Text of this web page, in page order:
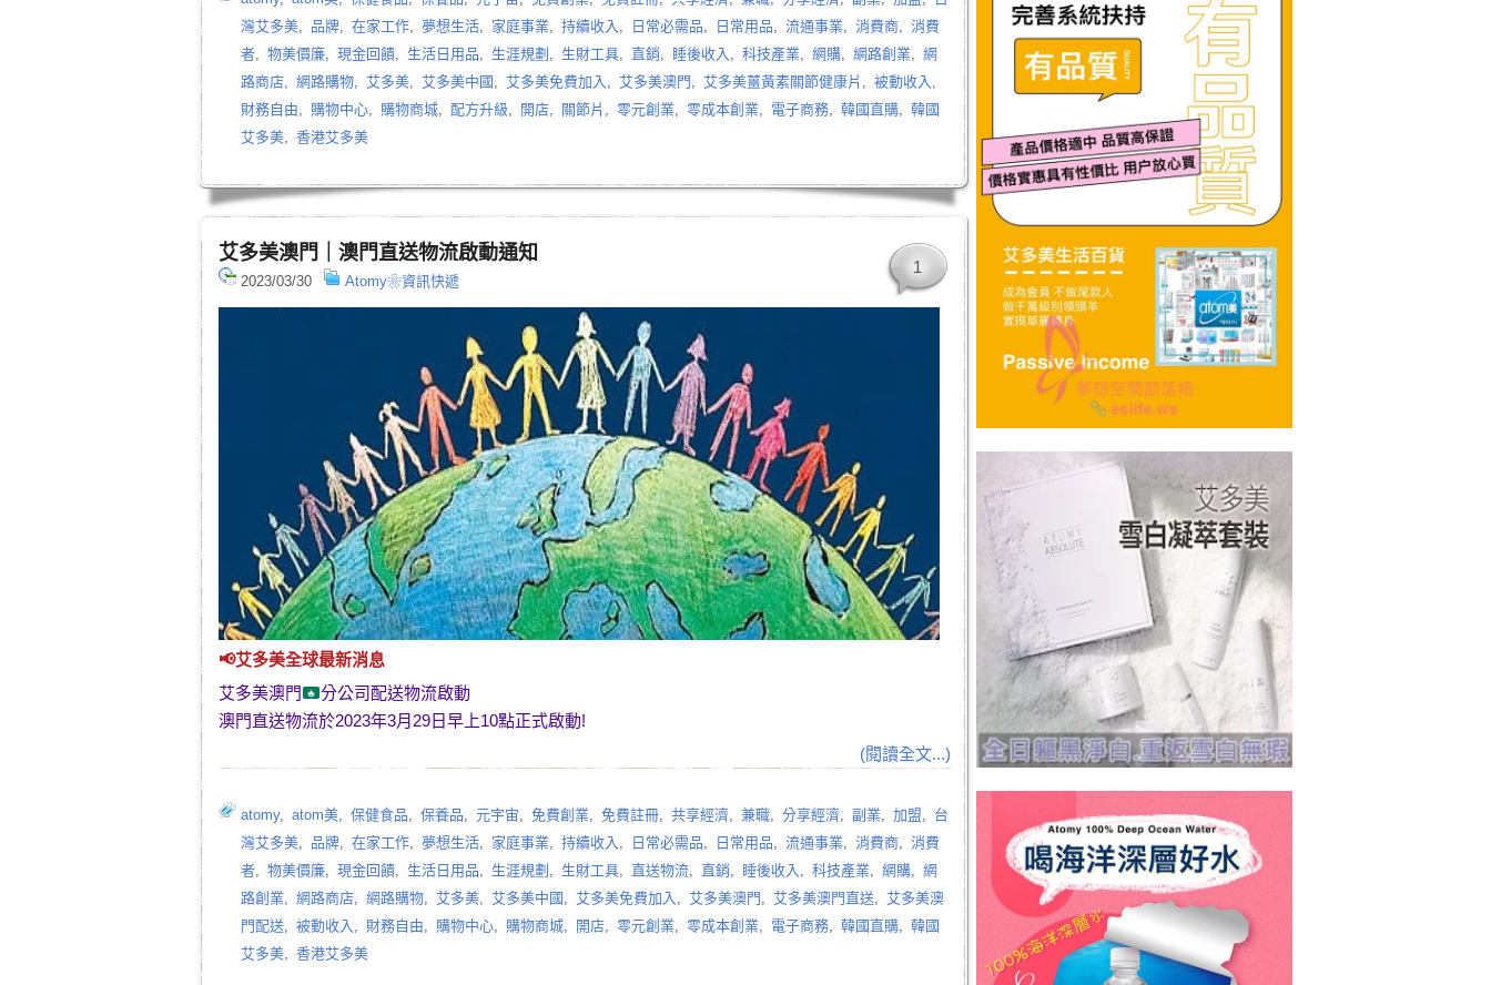
灣艾多美, 品牌, 在家工作, 夢想生活, 家庭事業, 持續收入 , 日常必需品, 日常用品, 流通事業, 消費商, 消費
者, 物美價廉, 現金回饋, 生活日用品, 生涯規劃 , 生財工具, 直銷, 睡後收入 , 科技產業, 網購, 網路創業, 網
路商店, 網路購物, 艾多美, 艾多美中國 , 艾多美免費加入 , 艾多美澳門 , 艾多美薑黃素關節健康片 , 被動收入 ,
財務自由, 購物中心, 購物商城, 配方升級, 開店, 關節片 , 零元創業, 零成本創業, 電子商務, 韓國直購, 韓國
艾多美, 香港艾多美
艾多美澳門｜澳門直送物流啟動通知
2023/03/30 Atomy❀資訊快遞
1
📢艾多美全球最新消息
艾多美澳門
分公司配送物流啟動
澳門直送物流於2023年3月29日早上10點正式啟動!
(閱讀全文...)
atomy, atom美, 保健食品, 保養品, 元宇宙, 免費創業, 免費註冊, 共享經濟, 兼職, 分享經濟, 副業, 加盟, 台
灣艾多美, 品牌, 在家工作, 夢想生活, 家庭事業, 持續收入 , 日常必需品, 日常用品, 流通事業, 消費商, 消費
者, 物美價廉, 現金回饋, 生活日用品, 生涯規劃 , 生財工具, 直送物流, 直銷, 睡後收入 , 科技產業, 網購, 網
路創業, 網路商店, 網路購物, 艾多美, 艾多美中國 , 艾多美免費加入 , 艾多美澳門 , 艾多美澳門直送, 艾多美澳
門配送, 被動收入 , 財務自由, 購物中心, 購物商城, 開店, 零元創業, 零成本創業, 電子商務, 韓國直購, 韓國
艾多美, 香港艾多美